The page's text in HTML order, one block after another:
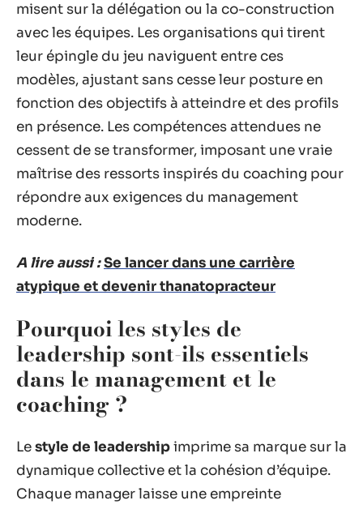
misent sur la délégation ou la co-construction
avec les équipes. Les organisations qui tirent
leur épingle du jeu naviguent entre ces
modèles, ajustant sans cesse leur posture en
fonction des objectifs à atteindre et des profils
en présence. Les compétences attendues ne
cessent de se transformer, imposant une vraie
maîtrise des ressorts inspirés du coaching pour
répondre aux exigences du management
moderne.
A lire aussi :Se lancer dans une carrière
atypique et devenir thanatopracteur
Pourquoi les styles de
leadership sont-ils essentiels
dans le management et le
coaching ?
Lestyle de leadershipimprime sa marque sur la
dynamique collective et la cohésion d’équipe.
Chaque manager laisse une empreinte